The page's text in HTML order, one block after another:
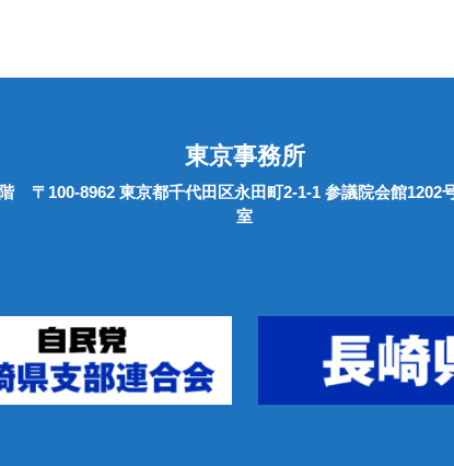
東京事務所
〒100-8962 東京都千代田区永田町2-1-1 参議院会館1202
室